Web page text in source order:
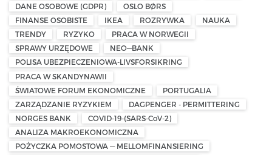
DANE OSOBOWE (GDPR)
OSLO BØRS
FINANSE OSOBISTE
IKEA ROZRYWKA
NAUKA
TRENDY
RYZYKO
PRACA W NORWEGII
SPRAWY URZĘDOWE
NEO—BANK
POLISA UBEZPIECZENIOWA-LIVSFORSIKRING
PRACA W SKANDYNAWII
ŚWIATOWE FORUM EKONOMICZNE
PORTUGALIA
ZARZĄDZANIE RYZYKIEM
DAGPENGER - PERMITTERING
NORGES BANK
COVID-19-(SARS-CoV-2)
ANALIZA MAKROEKONOMICZNA
POŻYCZKA POMOSTOWA — MELLOMFINANSIERING